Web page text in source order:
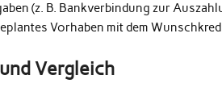
(z. B. Bankverbindung zur
Vorhaben mit dem
Vergleich